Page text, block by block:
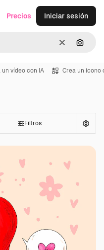
Borrar
Precios Iniciar sesión
un vídeo con IA Crea un icono
Filtros